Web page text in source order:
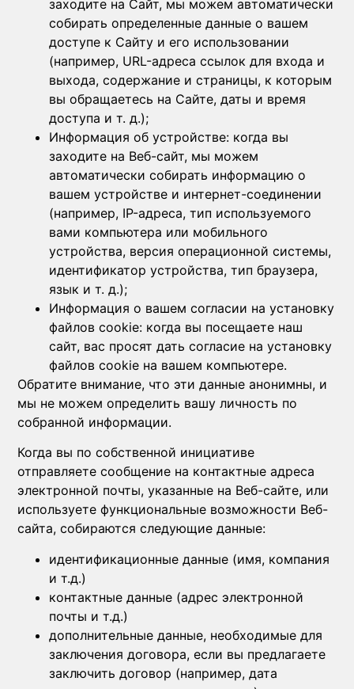
заходите на Сайт, мы можем автоматически
собирать определенные данные о вашем
доступе к Сайту и его использовании
(например, URL-адреса ссылок для входа и
выхода, содержание и страницы, к которым
вы обращаетесь на Сайте, даты и время
доступа и т. д.);
Информация об устройстве: когда вы
заходите на Веб-сайт, мы можем
автоматически собирать информацию о
вашем устройстве и интернет-соединении
(например, IP-адреса, тип используемого
вами компьютера или мобильного
устройства, версия операционной системы,
идентификатор устройства, тип браузера,
язык и т. д.);
Информация о вашем согласии на установку
файлов cookie: когда вы посещаете наш
сайт, вас просят дать согласие на установку
файлов cookie на вашем компьютере.
Обратите внимание, что эти данные анонимны, и
мы не можем определить вашу личность по
собранной информации.
Когда вы по собственной инициативе
отправляете сообщение на контактные адреса
электронной почты, указанные на Веб-сайте, или
используете функциональные возможности Веб-
сайта, собираются следующие данные:
идентификационные данные (имя, компания
и т.д.)
контактные данные (адрес электронной
почты и т.д.)
дополнительные данные, необходимые для
заключения договора, если вы предлагаете
заключить договор (например, дата